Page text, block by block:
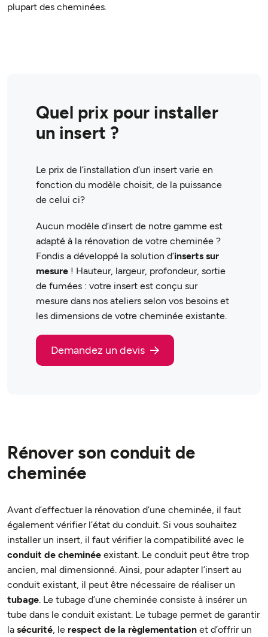
plupart des cheminées.
Quel prix pour installer
un insert ?
Le prix de l’installation d’un insert varie en
fonction du modèle choisit, de la puissance
de celui ci?
Aucun modèle d’insert de notre gamme est
adapté à la rénovation de votre cheminée ?
Fondis a développé la solution d’inserts sur
mesure ! Hauteur, largeur, profondeur, sortie
de fumées : votre insert est conçu sur
mesure dans nos ateliers selon vos besoins et
les dimensions de votre cheminée existante.
Demandez un devis
Rénover son conduit de
cheminée
Avant d’effectuer la rénovation d’une cheminée, il faut
également vérifier l’état du conduit. Si vous souhaitez
installer un insert, il faut vérifier la compatibilité avec le
conduit de cheminée existant. Le conduit peut être trop
ancien, mal dimensionné. Ainsi, pour adapter l’insert au
conduit existant, il peut être nécessaire de réaliser un
tubage. Le tubage d’une cheminée consiste à insérer un
tube dans le conduit existant. Le tubage permet de garantir
la sécurité, le respect de la règlementation et d’offrir un